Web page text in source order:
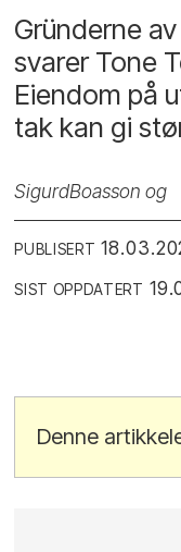
Gründerne
svarer Tone
Eiendom på
tak kan gi
SigurdBoasson og
PUBLISERT
SIST OPPDATERT
Denne